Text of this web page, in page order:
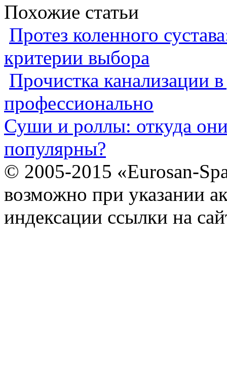
Похожие статьи
Протез коленного
критерии выбора
Прочистка канализации
профессионально
Суши и роллы: откуда
популярны?
© 2005-2015 «Eurosan-
возможно при указании
индексации ссылки на